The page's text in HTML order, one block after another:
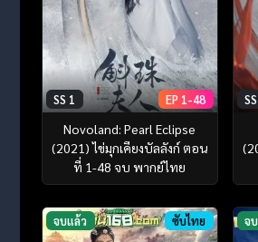
SS 1 EP 1-48
Novoland: Pearl Eclipse
(2021) ไข่มุกเคียงบัลลังก์ ตอน
ที่ 1-48 จบ พากย์ไทย
จบแล้ว ซับไทย จ